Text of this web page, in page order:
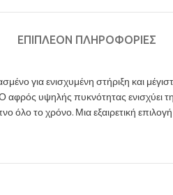
ΕΠΙΠΛΈΟΝ ΠΛΗΡΟΦΟΡΊΕΣ
για ενισχυμένη στήριξη και
αφρός υψηλής πυκνότητας
όλο το χρόνο. Μια εξαιρετική